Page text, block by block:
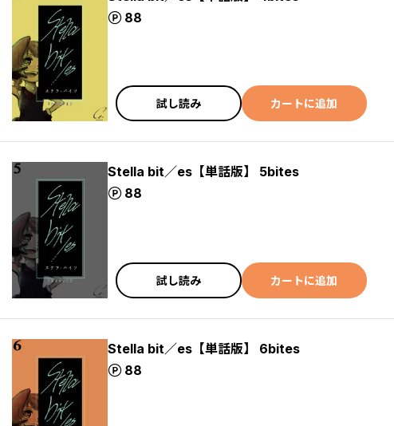
88
ポイント
試し読み カートに追加
Stella bit／es【単話版】 5bites
88
ポイント
試し読み カートに追加
Stella bit／es【単話版】 6bites
88
ポイント